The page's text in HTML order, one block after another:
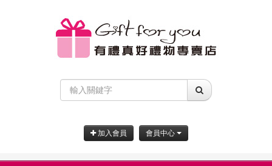
加入會員 會員中心